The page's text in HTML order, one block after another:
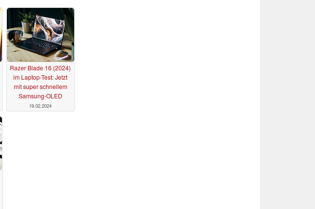
Razer Blade 16 (2024)
im Laptop-Test: Jetzt
mit super schnellem
Samsung-OLED
19.02.2024